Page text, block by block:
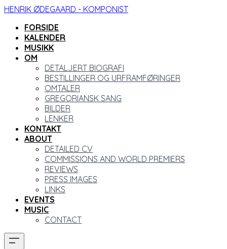
HENRIK ØDEGAARD - KOMPONIST
FORSIDE
KALENDER
MUSIKK
OM
DETALJERT BIOGRAFI
BESTILLINGER OG URFRAMFØRINGER
OMTALER
GREGORIANSK SANG
BILDER
LENKER
KONTAKT
ABOUT
DETAILED CV
COMMISSIONS AND WORLD PREMIERS
REVIEWS
PRESS IMAGES
LINKS
EVENTS
MUSIC
CONTACT